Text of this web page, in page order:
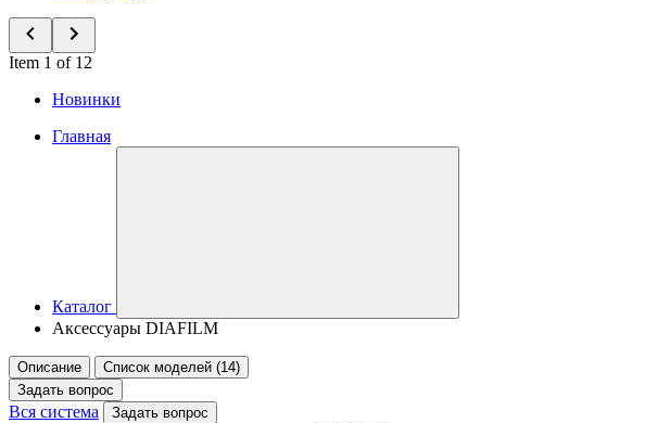
Item 1 of 12
Новинки
Главная
Каталог
Аксессуары DIAFILM
Описание
Список моделей (14)
Задать вопрос
Вся система Задать вопрос